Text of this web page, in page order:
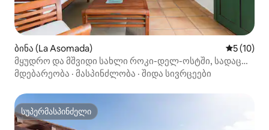
ბინა (La Asomada) საშუალო
5 (10)
მყუდრო და მშვიდი სახლი როკი-დელ-ოსტში, სადაც
სიმშვიდე და დასვენება გელით
მდებარეობა · მასპინძლობა · შიდა სივრცეები
სუპერმასპინძელი
სუპერმასპინძელი